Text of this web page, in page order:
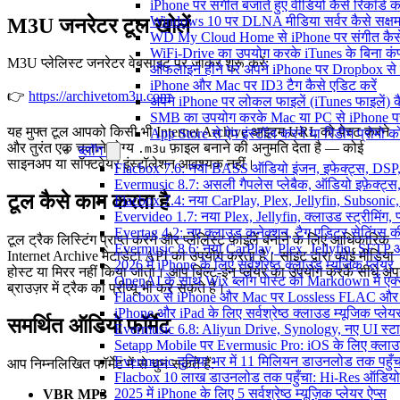
iPhone पर संगीत बजाते हुए वीडियो कैसे रिकॉर्ड
Windows 10 पर DLNA मीडिया सर्वर कैसे
WD My Cloud Home से iPhone पर संगीत
WiFi-Drive का उपयोग करके iTunes के बिना
ऑफलाइन होने पर अपने iPhone पर Dropbox से
iPhone और Mac पर ID3 टैग कैसे एडिट करें
अपने iPhone पर लोकल फाइलें (iTunes फाइलें)
SMB का उपयोग करके Mac या PC से iPhone
App Store से ऐप इंस्टॉल करने या रिडीम प्रोमो
ब्लॉग
Flacbox 7.6: नया BASS ऑडियो इंजन, इफेक्ट्स,
Evermusic 8.7: असली गैपलेस प्लेबैक, ऑडियो इफ़ेक्ट्स,
Flacbox 7.4: नया CarPlay, Plex, Jellyfin,
Evervideo 1.7: नया Plex, Jellyfin, क्लाउड
Evertag 4.2: नए क्लाउड कनेक्शन, टैग एडिटर सेटिंग्स की
Evermusic 8.6: नया CarPlay, Plex, Jellyfin, SFTP
2026 में iPhone के लिए सर्वश्रेष्ठ क्लाउड म्यूजिक प्लेयर
OpenAI के साथ Wix ब्लॉग पोस्ट को Markdown में
Flacbox से iPhone और Mac पर Lossless FLAC
iPhone और iPad के लिए सर्वश्रेष्ठ क्लाउड म्यूजिक
Evermusic 6.8: Aliyun Drive, Synology, नए UI
Setapp Mobile पर Evermusic Pro: iOS के लिए
Evermusic दुनिया भर में 11 मिलियन डाउनलोड तक
Flacbox 10 लाख डाउनलोड तक पहुँचा: Hi-Res ऑडियो
2025 में iPhone के लिए 5 सर्वश्रेष्ठ म्यूज़िक प्लेयर ऐप्स
M3U जनरेटर टूल खोलें
M3U प्लेलिस्ट जनरेटर वेबसाइट पर जाकर शुरू करें:
👉 https://archivetom3u.com
यह मुफ्त टूल आपको किसी भी Internet Archive आइटम URL को पेस्ट करने
और तुरंत एक चलाने योग्य .m3u फ़ाइल बनाने की अनुमति देता है — कोई
साइनअप या सॉफ्टवेयर इंस्टॉलेशन आवश्यक नहीं।
टूल कैसे काम करता है
टूल ट्रैक लिस्टिंग प्राप्त करने और प्लेलिस्ट फ़ाइलें बनाने के लिए आधिकारिक
Internet Archive मेटाडेटा API का उपयोग करता है। साइट द्वारा कोई मीडिया
होस्ट या मिरर नहीं किया जाता। आप बिल्ट-इन प्लेयर का उपयोग करके सीधे
ब्राउज़र में ट्रैक का प्रीव्यू भी कर सकते हैं।
समर्थित ऑडियो फॉर्मेट
आप निम्नलिखित फॉर्मेट में से चुन सकते हैं:
VBR MP3